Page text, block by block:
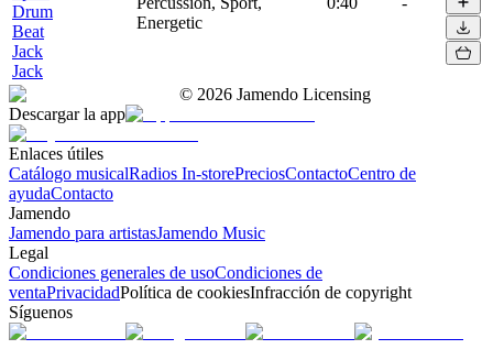
Drum
Beat
Jack
Jack
Energetic
© 2026 Jamendo Licensing
Descargar la app
Enlaces útiles
Catálogo musicalRadios In-storePreciosContactoCentro de
ayudaContacto
Jamendo
Jamendo para artistasJamendo Music
Legal
Condiciones generales de usoCondiciones de
ventaPrivacidadPolítica de cookiesInfracción de copyright
Síguenos